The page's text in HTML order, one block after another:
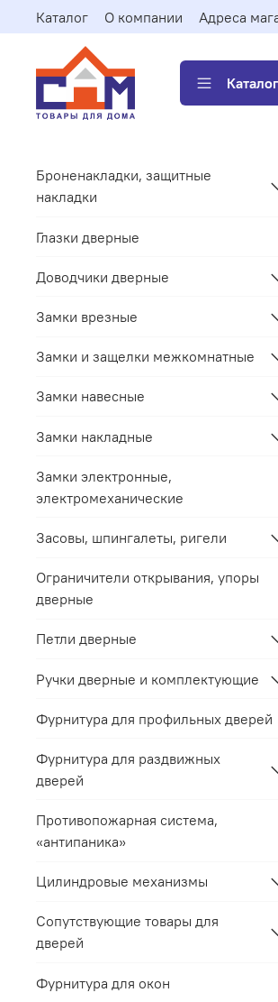
Каталог О компании Адреса
Каталог
Броненакладки, защитные
накладки
Глазки дверные
Доводчики дверные
Замки врезные
Замки и защелки межкомнатные
Замки навесные
Замки накладные
Замки электронные,
электромеханические
Засовы, шпингалеты, ригели
Ограничители открывания, упоры
дверные
Петли дверные
Ручки дверные и комплектующие
Фурнитура для профильных дверей
Фурнитура для раздвижных
дверей
Противопожарная система,
«антипаника»
Цилиндровые механизмы
Сопутствующие товары для
дверей
Фурнитура для окон